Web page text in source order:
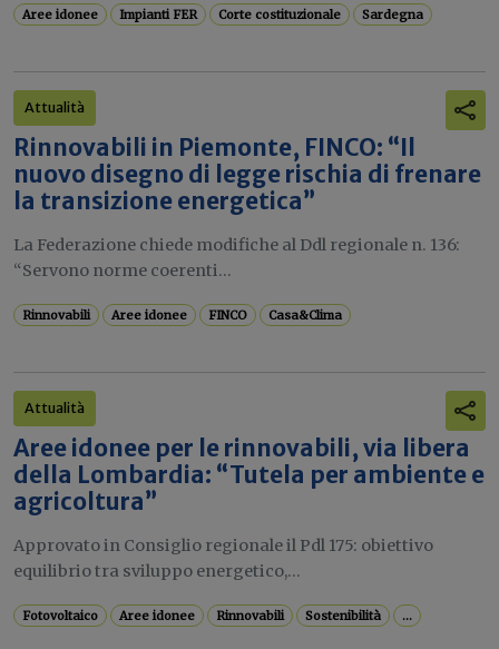
Aree idonee Impianti FER Corte costituzionale Sardegna
Attualità
Rinnovabili in Piemonte, FINCO: “Il
nuovo disegno di legge rischia di frenare
la transizione energetica”
La Federazione chiede modifiche al Ddl regionale n. 136:
“Servono norme coerenti...
Rinnovabili Aree idonee FINCO Casa&Clima
Attualità
Aree idonee per le rinnovabili, via libera
della Lombardia: “Tutela per ambiente e
agricoltura”
Approvato in Consiglio regionale il Pdl 175: obiettivo
equilibrio tra sviluppo energetico,...
Fotovoltaico Aree idonee Rinnovabili Sostenibilità ...